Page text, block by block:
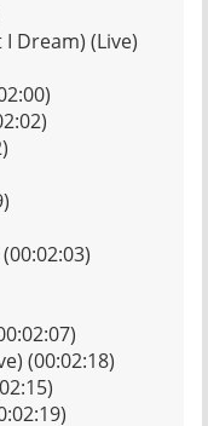
Dream) (Live)
(00:02:18)